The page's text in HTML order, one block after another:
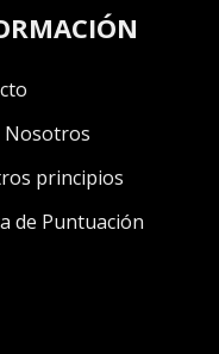
Nosotros
principios
de Puntuación